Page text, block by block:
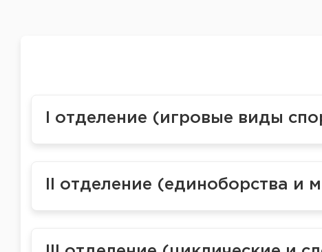
I отделение (игровые виды
II отделение (единоборства и